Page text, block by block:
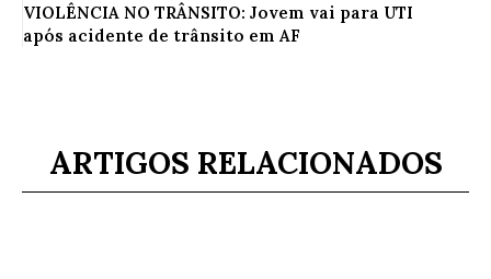
VIOLÊNCIA NO TRÂNSITO: Jovem vai para UTI
após acidente de trânsito em AF
ARTIGOS RELACIONADOS